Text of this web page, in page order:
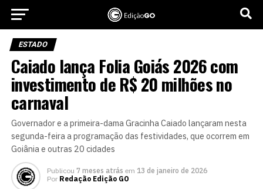
ESTADO
Caiado lança Folia Goiás 2026 com
investimento de R$ 20 milhões no
carnaval
Governador e a primeira-dama Gracinha Caiado lançaram nesta
segunda-feira a programação das festividades, que ocorrem em
Goiânia e outras 20 cidades
Publicou 7 meses atrás em 13 de janeiro de 2026
Por Redação Edição GO